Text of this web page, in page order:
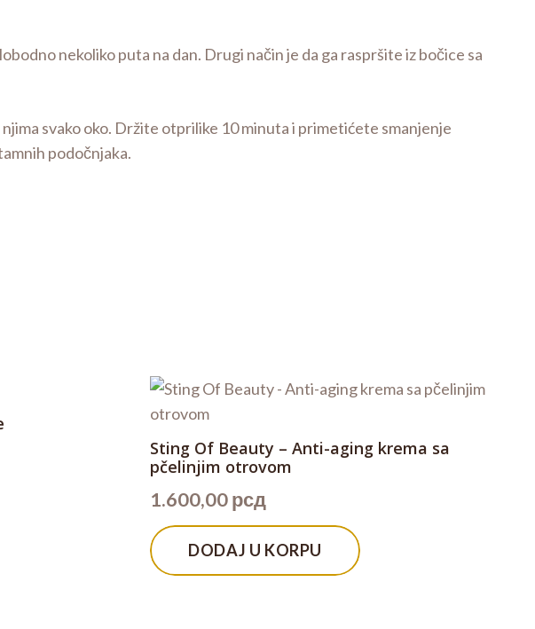
nekoliko puta na dan. Drugi način je da ga raspršite iz bočice sa
svako oko. Držite otprilike 10 minuta i primetićete smanjenje
podočnjaka.
Sting Of Beauty – Anti-aging krema sa
pčelinjim otrovom
1.600,00рсд
DODAJ U KORPU